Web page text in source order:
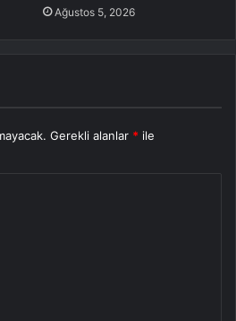
Ağustos 5, 2026
Gerekli alanlar * ile